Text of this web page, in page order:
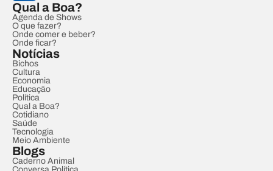
Qual a Boa?
Agenda de Shows
O que fazer?
Onde comer e beber?
Onde ficar?
Notícias
Bichos
Cultura
Economia
Educação
Política
Qual a Boa?
Cotidiano
Saúde
Tecnologia
Meio Ambiente
Blogs
Caderno Animal